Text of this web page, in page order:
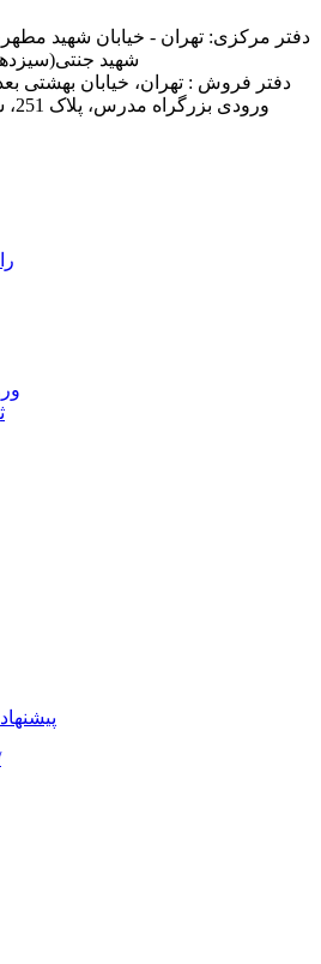
دفتر مرکزی: تهران - خیابان شهید
شهید جنتی(سیزدهم
دفتر فروش : تهران، خیابان بهشتی
ورودی بزرگراه مدرس، پلاک 251، ساختمان کلاسیک، طبقه دو